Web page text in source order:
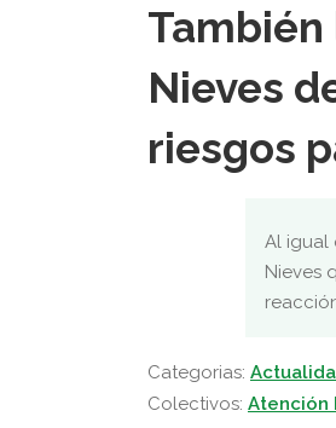
También
Nieves
riesgos
Al igual
Nieves
Categorias:
Colectivos: Atención